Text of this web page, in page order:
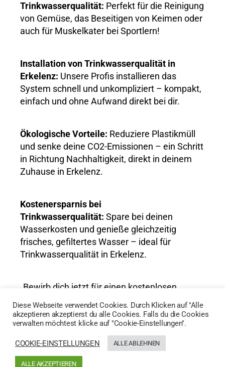
Trinkwasserqualität: Perfekt für die Reinigung
von Gemüse, das Beseitigen von Keimen oder
auch für Muskelkater bei Sportlern!
Installation von Trinkwasserqualität in
Erkelenz: Unsere Profis installieren das
System schnell und unkompliziert – kompakt,
einfach und ohne Aufwand direkt bei dir.
Ökologische Vorteile: Reduziere Plastikmüll
und senke deine CO2-Emissionen – ein Schritt
in Richtung Nachhaltigkeit, direkt in deinem
Zuhause in Erkelenz.
Kostenersparnis bei
Trinkwasserqualität: Spare bei deinen
Wasserkosten und genieße gleichzeitig
frisches, gefiltertes Wasser – ideal für
Trinkwasserqualität in Erkelenz.
„Bewirb dich jetzt für einen kostenlosen
Wassertest und entdecke die Vorteile von
AktivWasser für Trinkwasserqualität in
Erkelenz!“
HIER GEHTS ZUM WASSERTEST
Diese Webseite verwendet Cookies. Durch Klicken auf "Alle
akzeptieren akzeptierst du alle Cookies. Falls du die Cookies
verwalten möchtest klicke auf "Cookie-Einstellungen".
COOKIE-EINSTELLUNGEN ALLE ABLEHNEN
ALLE AKZEPTIEREN